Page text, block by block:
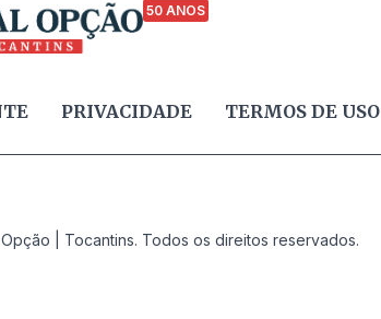
50 ANOS
PRIVACIDADE TERMOS DE USO
| Tocantins. Todos os direitos reservados.